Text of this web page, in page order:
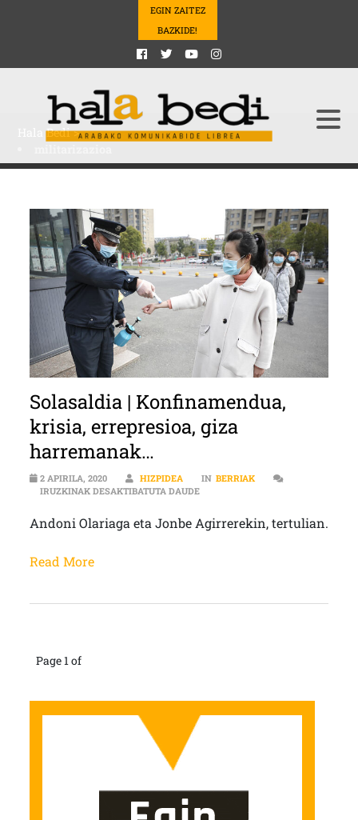
EGIN ZAITEZ
BAZKIDE!
Hala Bedi>
Solasaldia | Konfinamendua,
krisia, errepresioa, giza
harremanak…
2 APIRILA, 2020 HIZPIDEA IN BERRIAK
IRUZKINAK DESAKTIBATUTA DAUDESOLASALDIA | KONFINAMENDUA,
Andoni Olariaga eta Jonbe Agirrerekin, tertulian.
Read More
Page 1 of